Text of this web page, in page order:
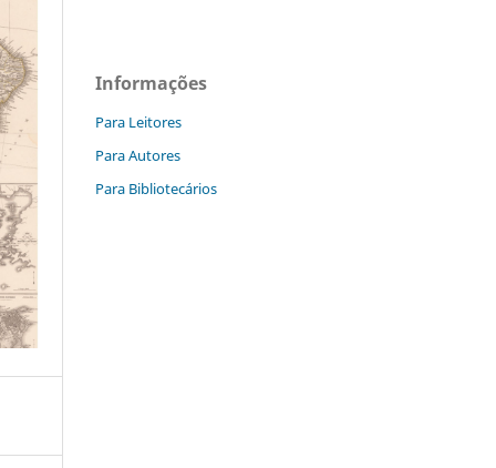
Informações
Para Leitores
Para Autores
Para Bibliotecários